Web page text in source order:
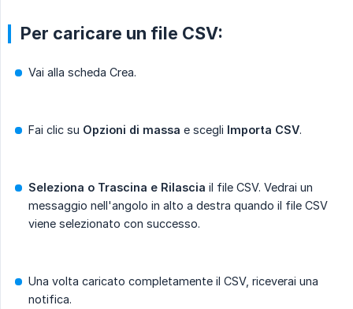
Per caricare un file CSV:
Vai alla scheda Crea.
Fai clic su Opzioni di massa e scegli Importa CSV.
Seleziona o Trascina e Rilascia il file CSV. Vedrai un
messaggio nell'angolo in alto a destra quando il file CSV
viene selezionato con successo.
Una volta caricato completamente il CSV, riceverai una
notifica.